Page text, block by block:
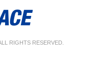
RIGHTS RESERVED.